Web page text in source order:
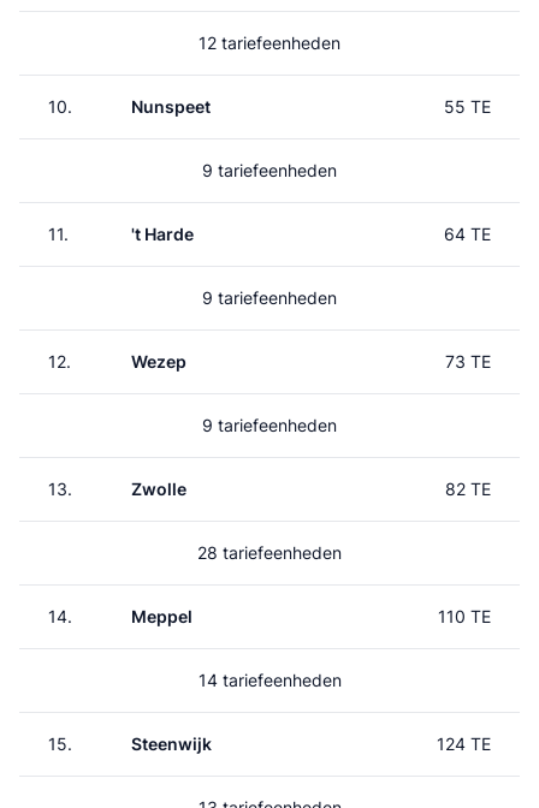
12 tariefeenheden
10. Nunspeet 55 TE
9 tariefeenheden
11. 't Harde 64 TE
9 tariefeenheden
12. Wezep 73 TE
9 tariefeenheden
13. Zwolle 82 TE
28 tariefeenheden
14. Meppel 110 TE
14 tariefeenheden
15. Steenwijk 124 TE